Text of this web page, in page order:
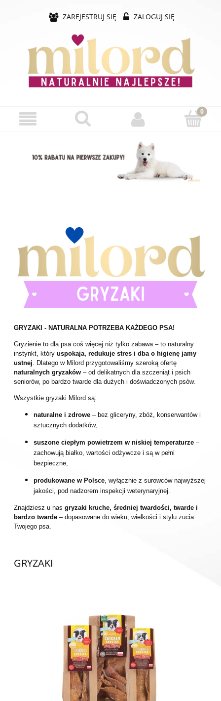
ZAREJESTRUJ SIĘ ZALOGUJ SIĘ
GRYZAKI - NATURALNA POTRZEBA KAŻDEGO PSA!
Gryzienie to dla psa coś więcej niż tylko zabawa – to naturalny
instynkt, który uspokaja, redukuje stres i dba o higienę jamy
ustnej. Dlatego w Milord przygotowaliśmy szeroką ofertę
naturalnych gryzaków – od delikatnych dla szczeniąt i psich
seniorów, po bardzo twarde dla dużych i doświadczonych psów.
Wszystkie gryzaki Milord są:
naturalne i zdrowe – bez gliceryny, zbóż, konserwantów i
sztucznych dodatków,
suszone ciepłym powietrzem w niskiej temperaturze –
zachowują białko, wartości odżywcze i są w pełni
bezpieczne,
produkowane w Polsce, wyłącznie z surowców najwyższej
jakości, pod nadzorem inspekcji weterynaryjnej.
Znajdziesz u nas gryzaki kruche, średniej twardości, twarde i
bardzo twarde – dopasowane do wieku, wielkości i stylu żucia
Twojego psa.
GRYZAKI